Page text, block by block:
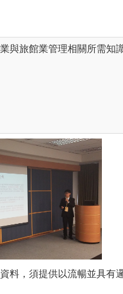
與旅館業管理相關所需知
進一步學習策劃主
料，須提供以流暢並具有